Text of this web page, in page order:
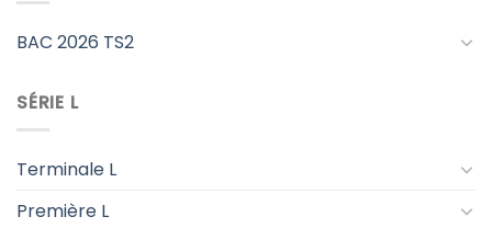
BAC 2026 TS2
SÉRIE L
Terminale L
Première L